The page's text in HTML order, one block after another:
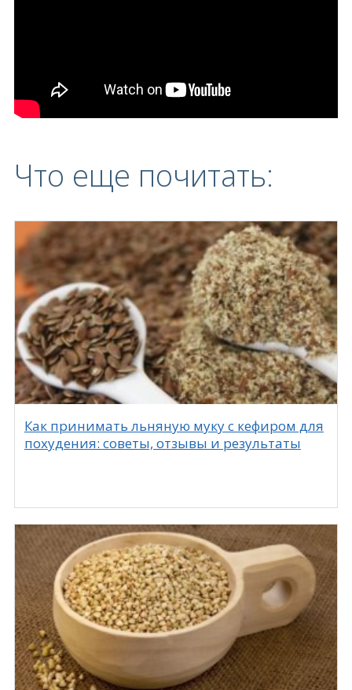
Что еще почитать:
Как принимать льняную муку с кефиром для
похудения: советы, отзывы и результаты